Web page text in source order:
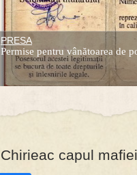
PRESA
Permise pentru vânătoarea de
Prima mea carte publicata
Averea Presedintelui: prima
Chirieac capul